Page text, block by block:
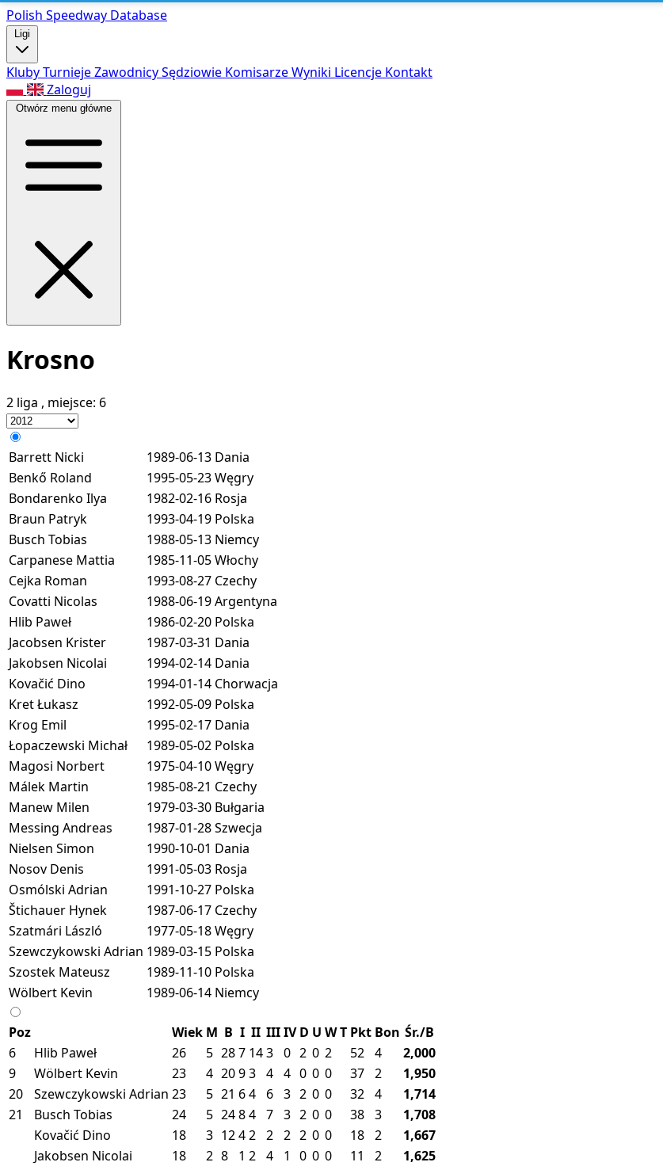
Polish Speedway Database
Ligi
KlubyTurniejeZawodnicySędziowie KomisarzeWyniki Licencje Kontakt
Zaloguj
Otwórz menu główne
Krosno
2 liga , miejsce: 6
Barrett Nicki 1989-06-13 Dania
Benkő Roland
1995-05-23Węgry
Bondarenko Ilya
1982-02-16 Rosja
Braun Patryk
1993-04-19 Polska
Busch Tobias
1988-05-13 Niemcy
Carpanese Mattia
1985-11-05Włochy
Cejka Roman
1993-08-27 Czechy
Covatti Nicolas
1988-06-19Argentyna
Hlib Paweł
1986-02-20 Polska
Jacobsen Krister
1987-03-31 Dania
Jakobsen Nicolai
1994-02-14 Dania
Kovačić Dino
1994-01-14 Chorwacja
Kret Łukasz
1992-05-09 Polska
Krog Emil
1995-02-17 Dania
Łopaczewski Michał
1989-05-02 Polska
Magosi Norbert
1975-04-10Węgry
Málek Martin
1985-08-21 Czechy
Manew Milen
1979-03-30 Bułgaria
Messing Andreas
1987-01-28Szwecja
Nielsen Simon
1990-10-01 Dania
Nosov Denis
1991-05-03 Rosja
Osmólski Adrian
1991-10-27 Polska
Štichauer Hynek
1987-06-17 Czechy
Szatmári László
1977-05-18Węgry
Szewczykowski Adrian 1989-03-15 Polska
Szostek Mateusz
1989-11-10 Polska
Wölbert Kevin
1989-06-14 Niemcy
Poz Wiek M B I II IIIIV D U WT Pkt Bon Śr./B
6
Hlib Paweł 26 5 287 143 0 2 0 2 52 4
2,000
9
Wölbert Kevin 23 4 2093 4 4 0 0 0 37 2
1,950
20
Szewczykowski Adrian 23 5 21 64 6 3 2 0 0 32 4
1,714
21
Busch Tobias 24 5 2484 7 3 2 0 0 38 3
1,708
Kovačić Dino
18 3 1242 2 2 2 0 0 18 2
1,667
Jakobsen Nicolai
18 2 8 1 2 4 1 0 0 0 11 2
1,625